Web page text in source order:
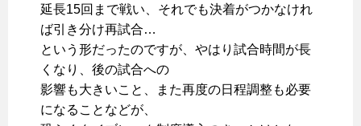
延長15回まで戦い、それでも決着がつかなけれ
ば引き分け再試合…
という形だったのですが、やはり試合時間が長
くなり、後の試合への
影響も大きいこと、また再度の日程調整も必要
になることなどが、